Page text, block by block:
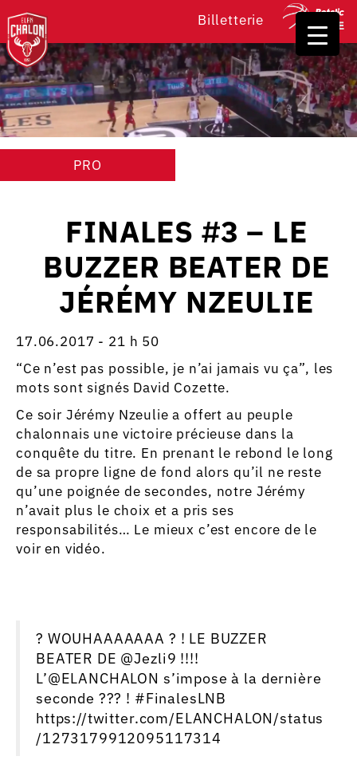
Billetterie
PRO
FINALES #3 – LE
BUZZER BEATER DE
JÉRÉMY NZEULIE
17.06.2017 - 21 h 50
“Ce n’est pas possible, je n’ai jamais vu ça”, les
mots sont signés David Cozette.
Ce soir Jérémy Nzeulie a offert au peuple
chalonnais une victoire précieuse dans la
conquête du titre. En prenant le rebond le long
de sa propre ligne de fond alors qu’il ne reste
qu’une poignée de secondes, notre Jérémy
n’avait plus le choix et a pris ses
responsabilités… Le mieux c’est encore de le
voir en vidéo.
? WOUHAAAAAAA ? ! LE BUZZER
BEATER DE @Jezli9 !!!!
L’@ELANCHALON s’impose à la dernière
seconde ??? ! #FinalesLNB
https://twitter.com/ELANCHALON/status
/1273179912095117314